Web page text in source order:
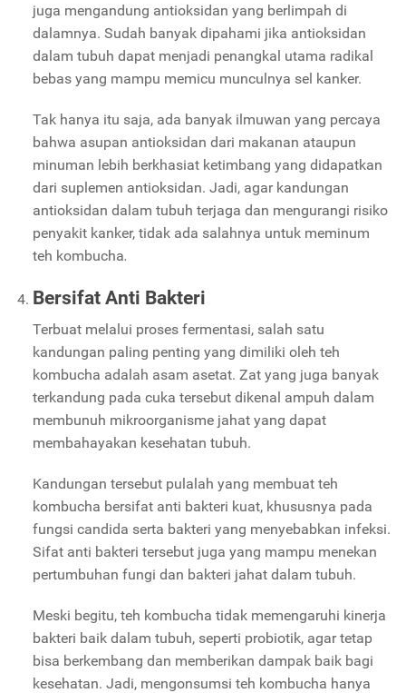
juga mengandung antioksidan yang berlimpah di
dalamnya. Sudah banyak dipahami jika antioksidan
dalam tubuh dapat menjadi penangkal utama radikal
bebas yang mampu memicu munculnya sel kanker.
Tak hanya itu saja, ada banyak ilmuwan yang percaya
bahwa asupan antioksidan dari makanan ataupun
minuman lebih berkhasiat ketimbang yang didapatkan
dari suplemen antioksidan. Jadi, agar kandungan
antioksidan dalam tubuh terjaga dan mengurangi risiko
penyakit kanker, tidak ada salahnya untuk meminum
teh kombucha.
Bersifat Anti Bakteri
Terbuat melalui proses fermentasi, salah satu
kandungan paling penting yang dimiliki oleh teh
kombucha adalah asam asetat. Zat yang juga banyak
terkandung pada cuka tersebut dikenal ampuh dalam
membunuh mikroorganisme jahat yang dapat
membahayakan kesehatan tubuh.
Kandungan tersebut pulalah yang membuat teh
kombucha bersifat anti bakteri kuat, khususnya pada
fungsi candida serta bakteri yang menyebabkan infeksi.
Sifat anti bakteri tersebut juga yang mampu menekan
pertumbuhan fungi dan bakteri jahat dalam tubuh.
Meski begitu, teh kombucha tidak memengaruhi kinerja
bakteri baik dalam tubuh, seperti probiotik, agar tetap
bisa berkembang dan memberikan dampak baik bagi
kesehatan. Jadi, mengonsumsi teh kombucha hanya